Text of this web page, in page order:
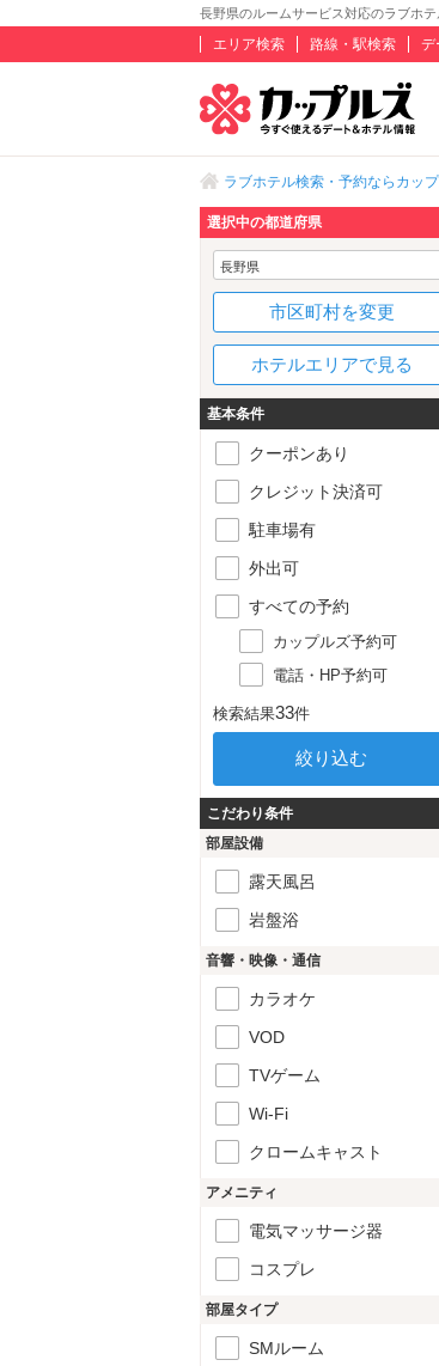
長野県のルームサービス対応のラブホテ
エリア検索 路線・駅検索 デ
ラブホテル検索・予約ならカッ
選択中の都道府県
長野県
市区町村を変更
ホテルエリアで見る
基本条件
クーポンあり
クレジット決済可
駐車場有
外出可
すべての予約
カップルズ予約可
電話・HP予約可
検索結果33件
こだわり条件
部屋設備
露天風呂
岩盤浴
音響・映像・通信
カラオケ
VOD
TVゲーム
Wi-Fi
クロームキャスト
アメニティ
電気マッサージ器
コスプレ
部屋タイプ
SMルーム